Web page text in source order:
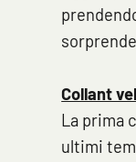
Collant
La prima
ultimi